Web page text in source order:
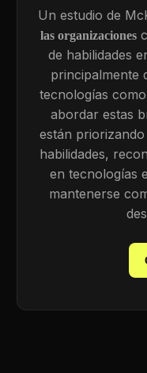
Un estudio de
las organizaciones
de habilidades
principalmente
tecnologías
abordar estas
están
habilidades,
en tecnologías
mantenerse